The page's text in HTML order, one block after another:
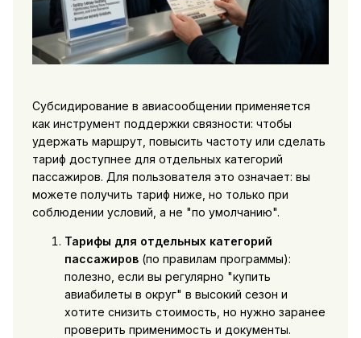
Субсидирование в авиасообщении применяется
как инструмент поддержки связности: чтобы
удержать маршрут, повысить частоту или сделать
тариф доступнее для отдельных категорий
пассажиров. Для пользователя это означает: вы
можете получить тариф ниже, но только при
соблюдении условий, а не "по умолчанию".
Тарифы для отдельных категорий
пассажиров(по правилам программы):
полезно, если вы регулярно "купить
авиабилеты в округ" в высокий сезон и
хотите снизить стоимость, но нужно заранее
проверить применимость и документы.